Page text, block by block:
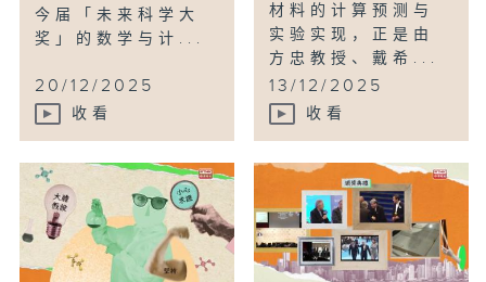
今届「未来科学大
奖」的数学与计...
20/12/2025
收看
材料的计算预测与
实验实现，正是由
方忠教授、戴希...
13/12/2025
收看